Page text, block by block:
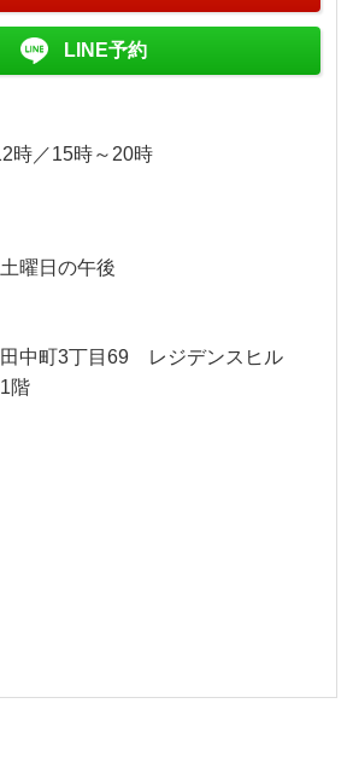
LINE予約
時／15時～20時
曜日の午後
中町3丁目69 レジデンスヒル
階